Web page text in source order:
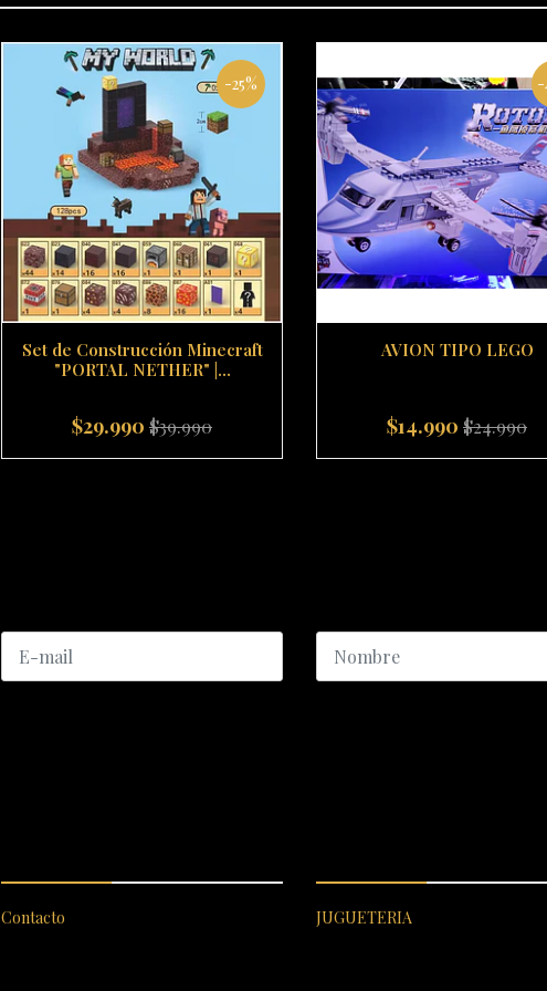
-25%
Set de Construcción Minecraft
"PORTAL NETHER" |...
+
$29.990 $39.990
-
AVION TIPO LEGO
+
$14.990 $24.990
Contacto JUGUETERIA